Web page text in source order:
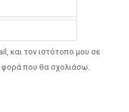
και τον ιστότοπο μου σε
φορά που θα σχολιάσω.